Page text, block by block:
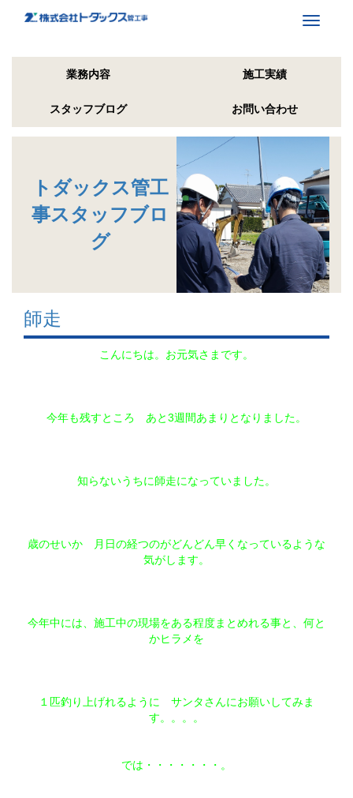
Toggle
業務内容 施工実績
スタッフブログ お問い合わせ
トダックス管工
事スタッフブロ
グ
師走
こんにちは。お元気さまです。
今年も残すところ あと3週間あまりとなりました。
知らないうちに師走になっていました。
歳のせいか 月日の経つのがどんどん早くなっているような
気がします。
今年中には、施工中の現場をある程度まとめれる事と、何と
かヒラメを
１匹釣り上げれるように サンタさんにお願いしてみま
す。。。。
では・・・・・・・。